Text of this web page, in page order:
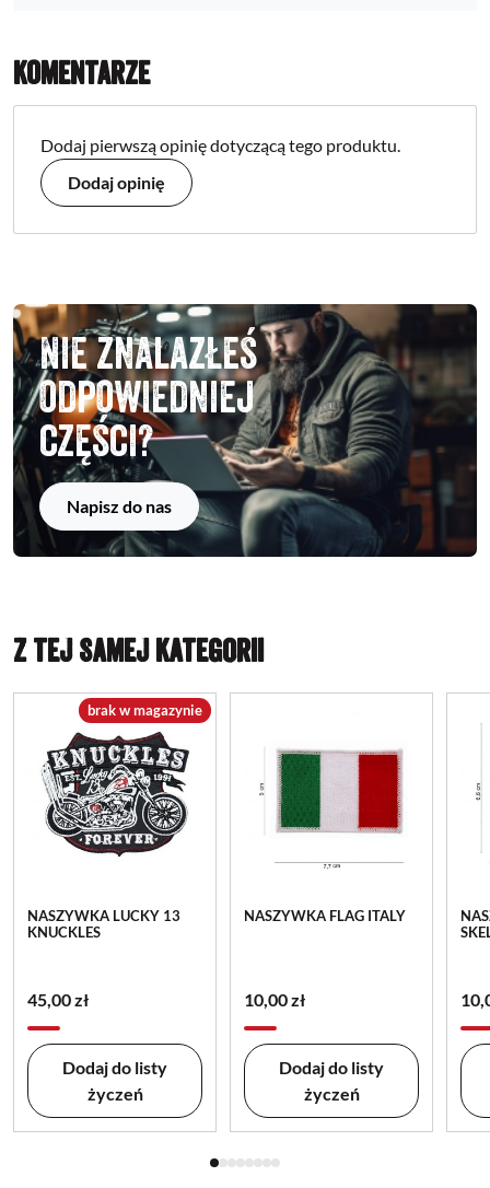
Komentarze
Dodaj pierwszą opinię dotyczącą tego produktu.
Dodaj opinię
Nie znalazłeś
odpowiedniej
części?
Napisz do nas
Z TEJ SAMEJ KATEGORII
brak w magazynie
NASZYWKA LUCKY 13
KNUCKLES
45,00 zł
Dodaj do listy
życzeń
NASZYWKA FLAG ITALY
10,00 zł
Dodaj do listy
życzeń